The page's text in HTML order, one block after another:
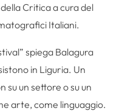
Critica a cura del
Italiani.
spiega Balagura
in Liguria. Un
su un settore o su un
arte, come linguaggio.